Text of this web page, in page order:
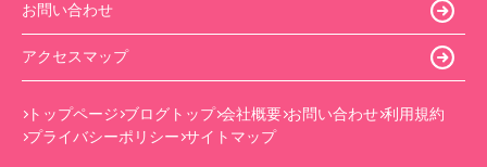
お問い合わせ
アクセスマップ
トップページ ブログトップ 会社概要 お問い合わせ 利用規約
プライバシーポリシー サイトマップ